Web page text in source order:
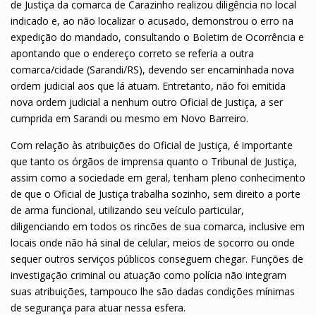
de Justiça da comarca de Carazinho realizou diligência no local
indicado e, ao não localizar o acusado, demonstrou o erro na
expedição do mandado, consultando o Boletim de Ocorrência e
apontando que o endereço correto se referia a outra
comarca/cidade (Sarandi/RS), devendo ser encaminhada nova
ordem judicial aos que lá atuam. Entretanto, não foi emitida
nova ordem judicial a nenhum outro Oficial de Justiça, a ser
cumprida em Sarandi ou mesmo em Novo Barreiro.
Com relação às atribuições do Oficial de Justiça, é importante
que tanto os órgãos de imprensa quanto o Tribunal de Justiça,
assim como a sociedade em geral, tenham pleno conhecimento
de que o Oficial de Justiça trabalha sozinho, sem direito a porte
de arma funcional, utilizando seu veículo particular,
diligenciando em todos os rincões de sua comarca, inclusive em
locais onde não há sinal de celular, meios de socorro ou onde
sequer outros serviços públicos conseguem chegar. Funções de
investigação criminal ou atuação como polícia não integram
suas atribuições, tampouco lhe são dadas condições mínimas
de segurança para atuar nessa esfera.